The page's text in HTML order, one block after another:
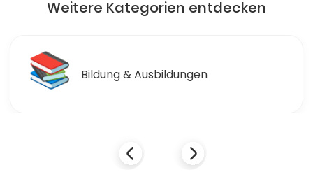
Weitere Kategorien entdecken
📚 Bildung & Ausbildungen